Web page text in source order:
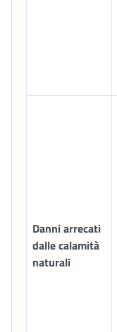
Danni arrecati
dalle calamità
naturali